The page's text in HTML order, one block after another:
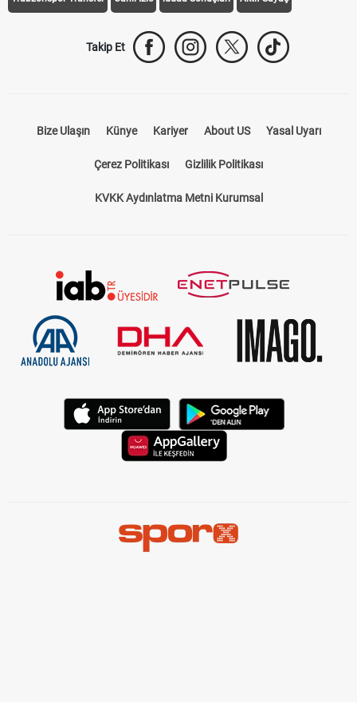
Takip Et
Bize Ulaşın Künye Kariyer About US Yasal Uyarı
Çerez Politikası Gizlilik Politikası
KVKK Aydınlatma Metni Kurumsal